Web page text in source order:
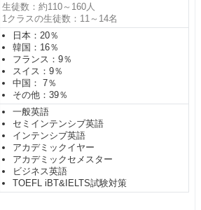
生徒数：約110～160人
1クラスの生徒数：11～14名
日本：20％
韓国：16％
フランス：9％
スイス：9％
中国： 7％
その他：39％
一般英語
セミインテンシブ英語
インテンシブ英語
アカデミックイヤー
アカデミックセメスター
ビジネス英語
TOEFL iBT&IELTS試験対策